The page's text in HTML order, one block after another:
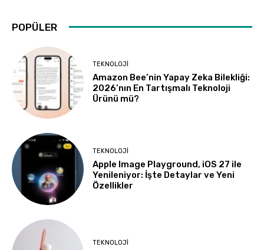
POPÜLER
TEKNOLOJI
Amazon Bee’nin Yapay Zeka Bilekliği:
2026’nın En Tartışmalı Teknoloji
Ürünü mü?
TEKNOLOJI
Apple Image Playground, iOS 27 ile
Yenileniyor: İşte Detaylar ve Yeni
Özellikler
TEKNOLOJI